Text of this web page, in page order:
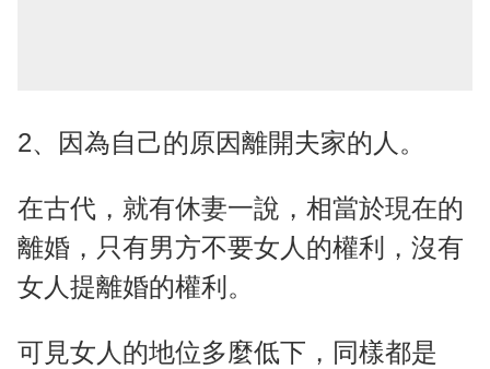
2、因為自己的原因離開夫家的人。
在古代，就有休妻一說，相當於現在的
離婚，只有男方不要女人的權利，沒有
女人提離婚的權利。
可見女人的地位多麼低下，同樣都是